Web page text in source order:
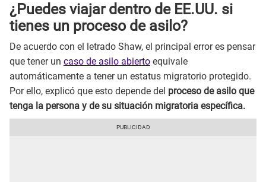
¿Puedes viajar dentro de EE.UU. si
tienes un proceso de asilo?
De acuerdo con el letrado Shaw, el principal error es pensar
que tener un caso de asilo abierto equivale
automáticamente a tener un estatus migratorio protegido.
Por ello, explicó que esto depende del proceso de asilo que
tenga la persona y de su situación migratoria específica.